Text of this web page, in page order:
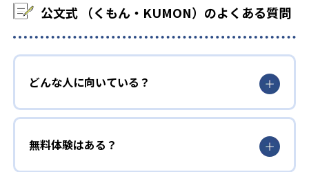
公文式 （くもん・KUMON）のよくある質問
どんな人に向いている？
無料体験はある？